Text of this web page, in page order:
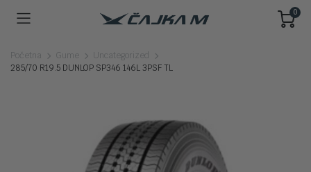
0
Početna Gume
Uncategorized
285/70 R19.5 DUNLOP SP346 146L 3PSF TL